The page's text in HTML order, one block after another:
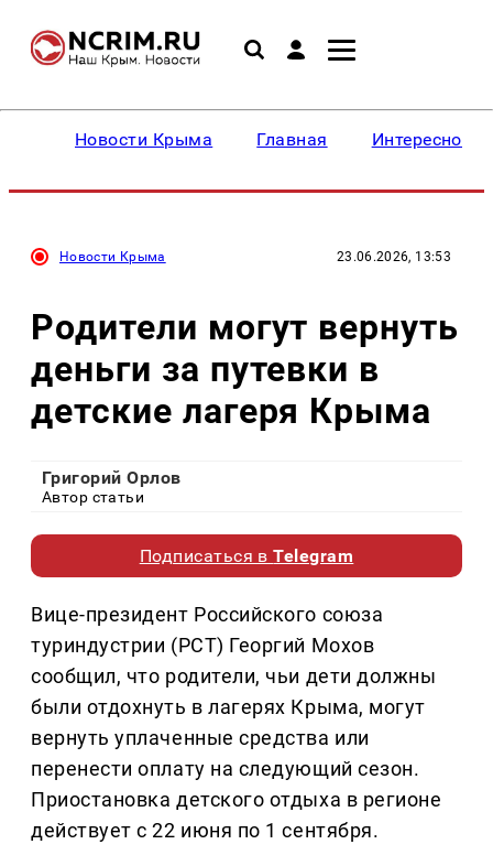
Новости Крыма Главная Интересное
Новости Крыма 23.06.2026, 13:53
Родители могут вернуть
деньги за путевки в
детские лагеря Крыма
Григорий Орлов
Автор статьи
Подписаться вTelegram
Вице-президент Российского союза
туриндустрии (РСТ) Георгий Мохов
сообщил, что родители, чьи дети должны
были отдохнуть в лагерях Крыма, могут
вернуть уплаченные средства или
перенести оплату на следующий сезон.
Приостановка детского отдыха в регионе
действует с 22 июня по 1 сентября.